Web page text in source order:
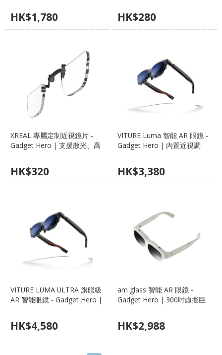
間拍攝
HK$1,780 HK$280
XREAL 專屬定制近視鏡片 -
Gadget Hero | 支援散光、高
HK$320
VITURE Luma 智能 AR 眼鏡 -
Gadget Hero | 內置近視調
清巨幕
HK$3,380
VITURE LUMA ULTRA 旗艦級
AR 智能眼鏡 - Gadget Hero |
近視調節、一鍵變色
HK$4,580
am glass 智能 AR 眼鏡 -
Gadget Hero | 300吋虛擬巨
HK$2,988